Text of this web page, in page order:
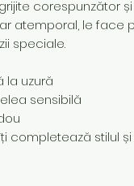
corespunzător
atemporal, le face
speciale.
la uzură
sensibilă
completează stilul